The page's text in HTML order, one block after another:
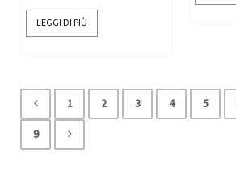
LEGGI DI PIÙ
1 2 3 4 5
9